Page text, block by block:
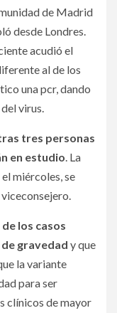
de Madrid
desde Londres.
acudió el
al de los
una pcr, dando
virus.
tres personas
en estudio. La
miércoles, se
los casos
gravedad y que
la variante
para ser
clínicos de mayor